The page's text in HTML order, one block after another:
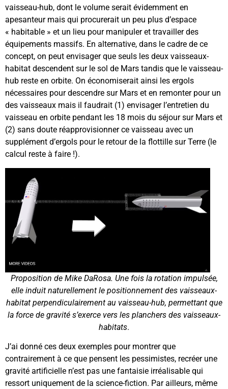
vaisseau-hub, dont le volume serait évidemment en
apesanteur mais qui procurerait un peu plus d’espace
« habitable » et un lieu pour manipuler et travailler des
équipements massifs. En alternative, dans le cadre de ce
concept, on peut envisager que seuls les deux vaisseaux-
habitat descendent sur le sol de Mars tandis que le vaisseau-
hub reste en orbite. On économiserait ainsi les ergols
nécessaires pour descendre sur Mars et en remonter pour un
des vaisseaux mais il faudrait (1) envisager l’entretien du
vaisseau en orbite pendant les 18 mois du séjour sur Mars et
(2) sans doute réapprovisionner ce vaisseau avec un
supplément d’ergols pour le retour de la flottille sur Terre (le
calcul reste à faire !).
Proposition de Mike DaRosa. Une fois la rotation impulsée,
elle induit naturellement le positionnement des vaisseaux-
habitat perpendiculairement au vaisseau-hub, permettant que
la force de gravité s’exerce vers les planchers des vaisseaux-
habitats.
J’ai donné ces deux exemples pour montrer que
contrairement à ce que pensent les pessimistes, recréer une
gravité artificielle n’est pas une fantaisie irréalisable qui
ressort uniquement de la science-fiction. Par ailleurs, même